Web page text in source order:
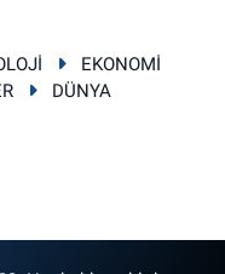
EKONOMİ
DÜNYA